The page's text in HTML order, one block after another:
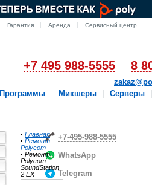
Гарантия Аренда Сервисный центр
+7 495 988-5555 8
Программы Микшеры
Серверы
+7-495-988-5555
WhatsApp
Telegram
Главная
Ремонт
Polycom
Ремонт
Polycom
SoundStation
2 EX